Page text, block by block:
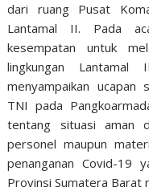
dari ruang Pusat
Lantamal II. Pada
kesempatan untuk
lingkungan Lantamal
menyampaikan ucapan
TNI pada
tentang situasi aman
personel maupun
penanganan Covid-19
Provinsi Sumatera Barat